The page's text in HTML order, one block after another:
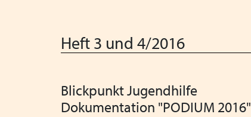
Heft 3 und 4/2016
Blickpunkt Jugendhilfe
Dokumentation "PODIUM 2016"